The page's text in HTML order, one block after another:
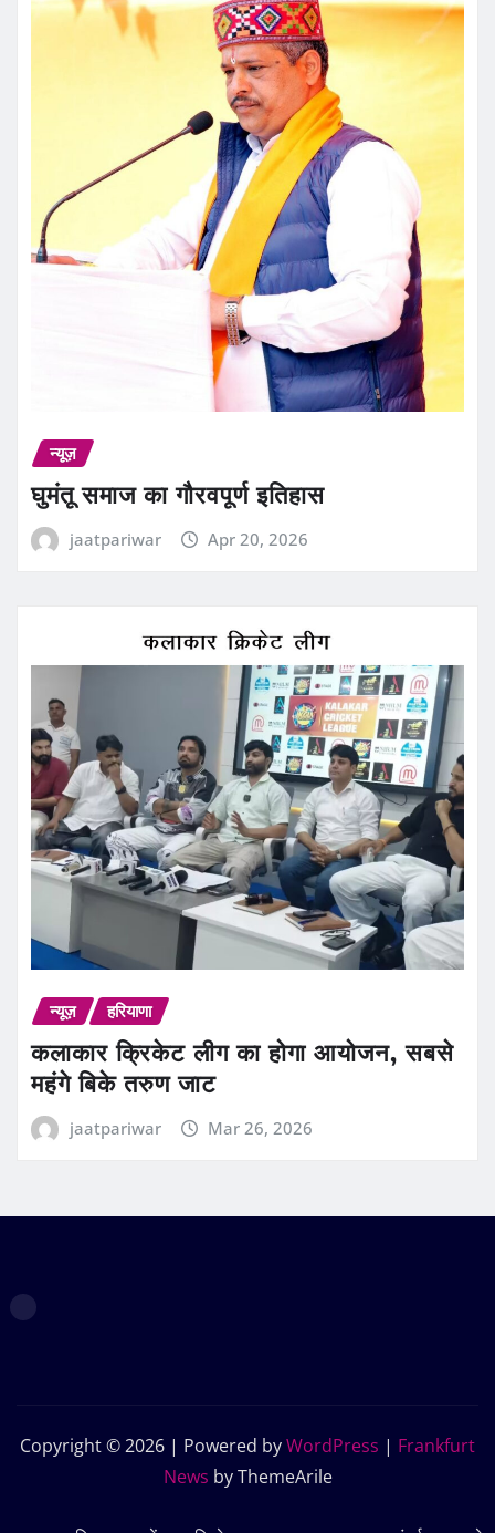
न्यूज़
घुमंतू समाज का गौरवपूर्ण इतिहास
jaatpariwar Apr 20, 2026
न्यूज़ हरियाणा
कलाकार क्रिकेट लीग का होगा आयोजन, सबसे
महंगे बिके तरुण जाट
jaatpariwar Mar 26, 2026
Copyright © 2026 | Powered byWordPress | Frankfurt
News by ThemeArile